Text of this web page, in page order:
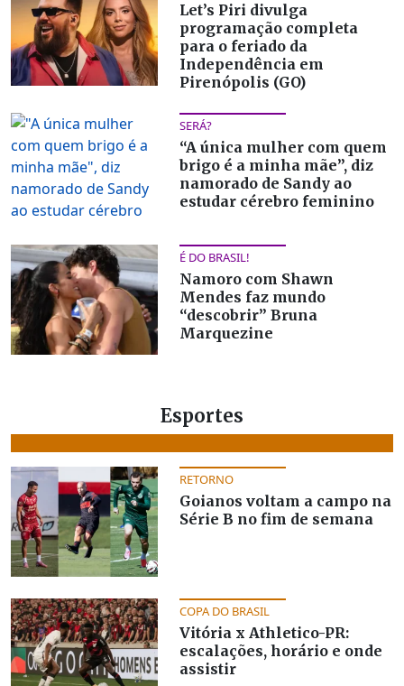
Let’s Piri divulga
programação completa
para o feriado da
Independência em
Pirenópolis (GO)
SERÁ?
“A única mulher com quem
brigo é a minha mãe”, diz
namorado de Sandy ao
estudar cérebro feminino
É DO BRASIL!
Namoro com Shawn
Mendes faz mundo
“descobrir” Bruna
Marquezine
Esportes
RETORNO
Goianos voltam a campo na
Série B no fim de semana
COPA DO BRASIL
Vitória x Athletico-PR:
escalações, horário e onde
assistir